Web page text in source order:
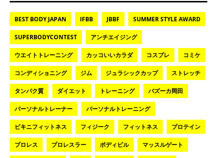
BEST BODY JAPAN IFBB JBBF SUMMER STYLE AWARD
SUPERBODYCONTEST アンチエイジング
ウエイトトレーニング カッコいいカラダ コスプレ コミケ
コンディショニング ジム ジュラシックカップ ストレッチ
タンパク質 ダイエット トレーニング バズーカ岡田
パーソナルトレーナー パーソナルトレーニング
ビキニフィットネス フィジーク フィットネス プロテイン
プロレス プロレスラー ボディビル マッスルゲート